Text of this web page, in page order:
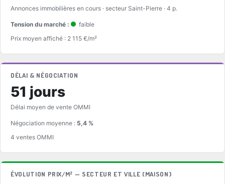
Annonces immobilières en cours · secteur Saint-Pierre · 4 p.
Tension du marché :
faible
Prix moyen affiché : 2 115 €/m²
DÉLAI & NÉGOCIATION
51 jours
Délai moyen de vente OMMI
Négociation moyenne : 5,4 %
4 ventes OMMI
ÉVOLUTION PRIX/M² — SECTEUR ET VILLE (MAISON)